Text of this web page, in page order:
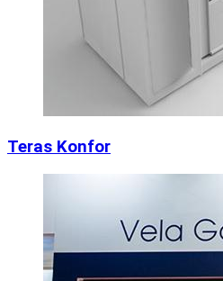
Teras Konfor